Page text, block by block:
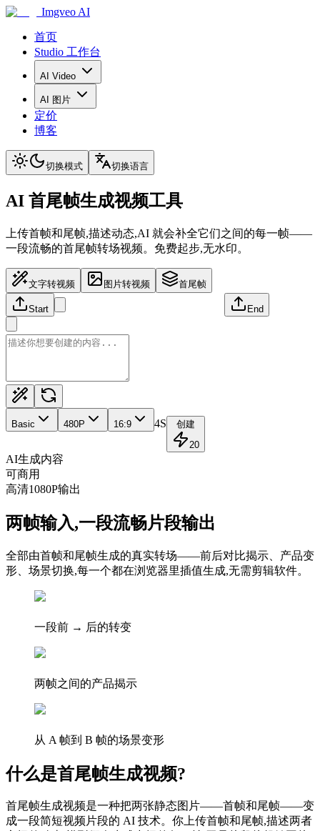
Imgveo AI
首页
Studio 工作台
AI Video
AI 图片
定价
博客
切换模式 切换语言
AI 首尾帧生成视频工具
上传首帧和尾帧,描述动态,AI 就会补全它们之间的每一帧——
一段流畅的首尾帧转场视频。免费起步,无水印。
文字转视频 图片转视频 首尾帧
Start End
Basic 480P 16:9 4S
创建
20
AI生成内容
可商用
高清1080P输出
两帧输入,一段流畅片段输出
全部由首帧和尾帧生成的真实转场——前后对比揭示、产品变
形、场景切换,每一个都在浏览器里插值生成,无需剪辑软件。
一段前 → 后的转变
两帧之间的产品揭示
从 A 帧到 B 帧的场景变形
什么是首尾帧生成视频?
首尾帧生成视频是一种把两张静态图片——首帧和尾帧——变
成一段简短视频片段的 AI 技术。你上传首帧和尾帧,描述两者